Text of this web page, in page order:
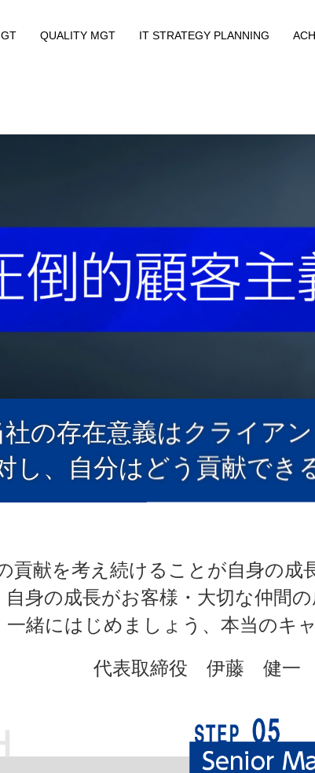
QUALITY MGT IT STRATEGY PLANNING
社の存在意義はクライア
し、自分はどう貢献でき
貢献を考え続けることが自身の成
自身の成長がお客様・大切な仲間の
一緒にはじめましょう、本当のキ
代表取締役 伊藤 健一